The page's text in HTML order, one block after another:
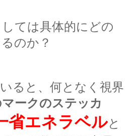
ては具体的にどの
のか？
ると、何となく視界
ークのステッカ
省エネラベルと